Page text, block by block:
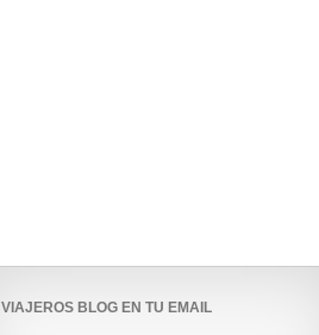
VIAJEROS BLOG EN TU EMAIL